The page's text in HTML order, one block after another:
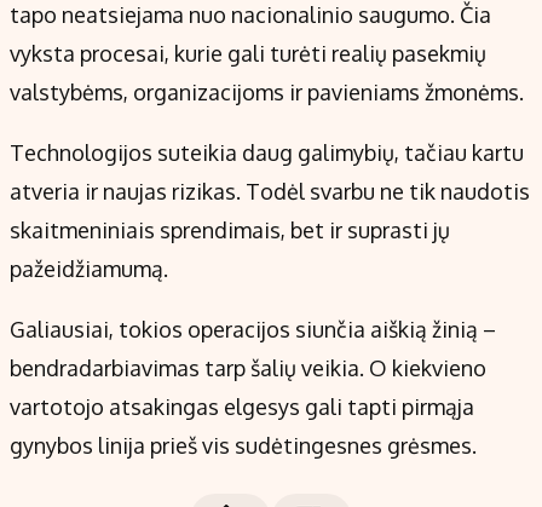
tapo neatsiejama nuo nacionalinio saugumo. Čia
vyksta procesai, kurie gali turėti realių pasekmių
valstybėms, organizacijoms ir pavieniams žmonėms.
Technologijos suteikia daug galimybių, tačiau kartu
atveria ir naujas rizikas. Todėl svarbu ne tik naudotis
skaitmeniniais sprendimais, bet ir suprasti jų
pažeidžiamumą.
Galiausiai, tokios operacijos siunčia aiškią žinią –
bendradarbiavimas tarp šalių veikia. O kiekvieno
vartotojo atsakingas elgesys gali tapti pirmąja
gynybos linija prieš vis sudėtingesnes grėsmes.